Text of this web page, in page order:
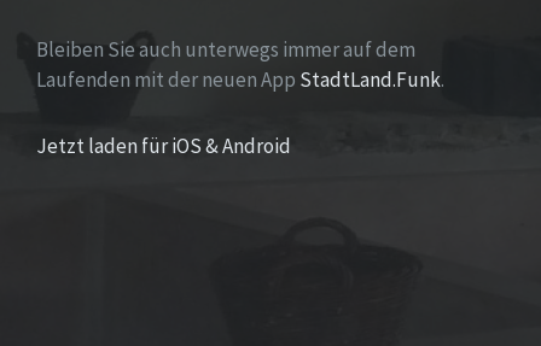
Bleiben Sie auch unterwegs immer auf dem
Laufenden mit der neuen App StadtLand.Funk.
Jetzt laden für iOS & Android